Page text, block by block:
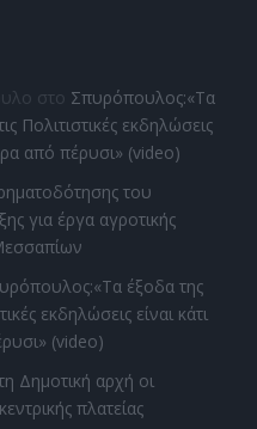
στο Σπυρόπουλος:«Τα
Πολιτιστικές εκδηλώσεις
από πέρυσι» (video)
του
για έργα αγροτικής
έξοδα της
εκδηλώσεις είναι κάτι
(video)
Δημοτική αρχή οι
πλατείας